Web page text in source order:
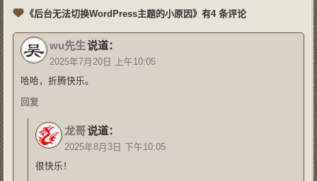
《后台无法切换WordPress主题的小原因》有4 条评论
wu先生说道：
2025年7月20日 上午10:05
哈哈，折腾快乐。
回复
龙哥说道：
2025年8月3日 下午10:05
很快乐！